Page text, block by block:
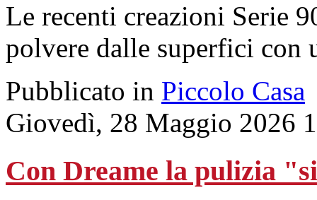
Le recenti creazioni Serie
polvere dalle superfici con
Pubblicato in Piccolo Casa
Giovedì, 28 Maggio 2026
Con Dreame la pulizia